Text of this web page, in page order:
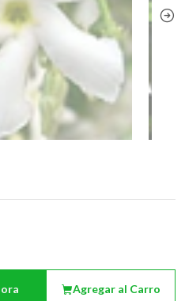
Agregar al Carro